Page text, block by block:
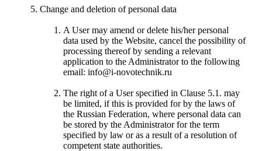
Change and deletion of personal data
A User may amend or delete his/her personal
data used by the Website, cancel the possibility of
processing thereof by sending a relevant
application to the Administrator to the following
email: info@i-novotechnik.ru
The right of a User specified in Clause 5.1. may
be limited, if this is provided for by the laws of
the Russian Federation, where personal data can
be stored by the Administrator for the term
specified by law or as a result of a resolution of
competent state authorities.